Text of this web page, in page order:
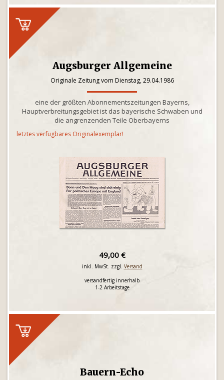
Augsburger Allgemeine
Originale Zeitung vom Dienstag, 29.04.1986
eine der größten Abonnementszeitungen Bayerns,
Hauptverbreitungsgebiet ist das bayerische Schwaben und
die angrenzenden Teile Oberbayerns
letztes verfügbares Originalexemplar!
49,00 €
inkl. MwSt. zzgl. Versand
versandfertig innerhalb
1-2 Arbeitstage
Bauern-Echo